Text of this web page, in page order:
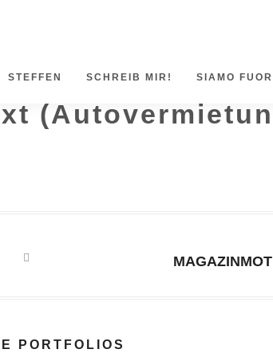
STEFFEN SCHREIB MIR! SIAMO
PORTFOLIOS